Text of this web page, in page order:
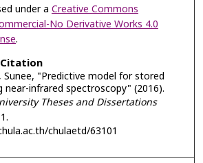
under a Creative Commons
No Derivative Works 4.0
.
Sunee, "Predictive model for stored
near-infrared spectroscopy" (2016).
Theses and Dissertations
chulaetd/63101